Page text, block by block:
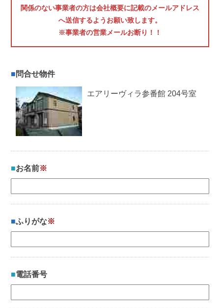
関係のない事業者の方は会社概要に記載のメールアドレス
へ送信するようお願い致します。
※事業者の営業メールお断り！！
問合せ物件
エアリーヴィラ参番館 204号室
お名前※
ふりがな※
電話番号